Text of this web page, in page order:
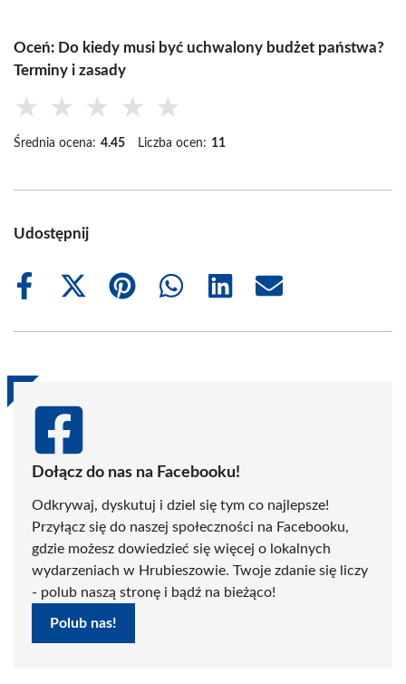
Oceń: Do kiedy musi być uchwalony budżet państwa?
Terminy i zasady
★ ★ ★ ★ ★
Średnia ocena: 4.45 Liczba ocen: 11
Udostępnij
Share
Share
(Twitter)
Share
Share
Share
Share
Dołącz do nas na Facebooku!
Odkrywaj, dyskutuj i dziel się tym co najlepsze!
Przyłącz się do naszej społeczności na Facebooku,
gdzie możesz dowiedzieć się więcej o lokalnych
wydarzeniach w Hrubieszowie. Twoje zdanie się liczy
- polub naszą stronę i bądź na bieżąco!
Polub nas!